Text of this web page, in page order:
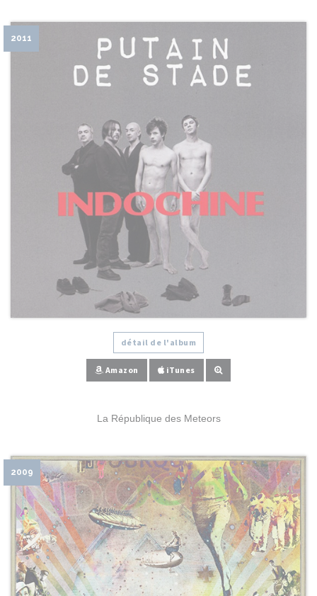
2011
détail de l'album
Amazon iTunes
La République des Meteors
2009